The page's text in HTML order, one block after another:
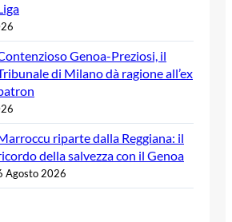
Genoa-Preziosi, il
di Milano dà ragione all’ex
riparte dalla Reggiana: il
della salvezza con il Genoa
Agosto 2026